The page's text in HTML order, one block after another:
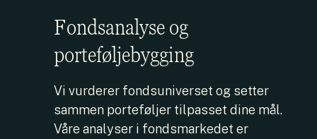
Fondsanalyse og
porteføljebygging
Vi vurderer fondsuniverset og setter
sammen porteføljer tilpasset dine mål.
Våre analyser i fondsmarkedet er